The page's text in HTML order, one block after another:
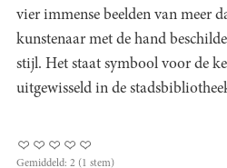
vier immense beelden van meer
kunstenaar met de hand
stijl. Het staat symbool voor de
uitgewisseld in de
Gemiddeld: 2 (1 stem)